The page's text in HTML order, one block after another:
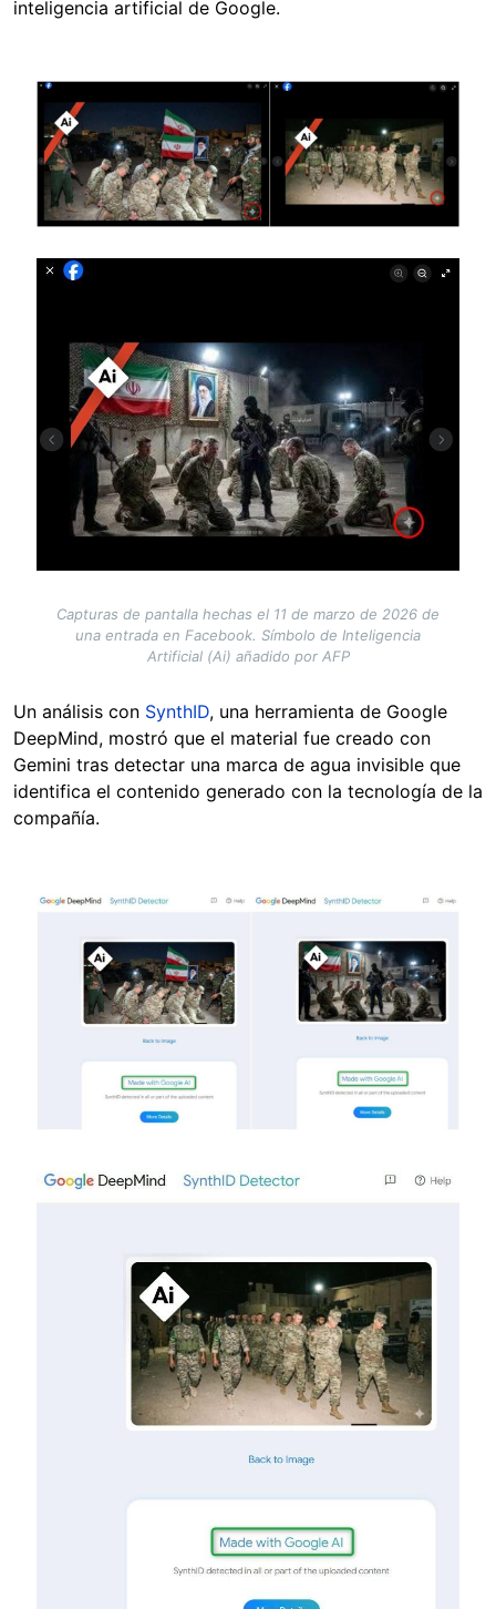
inteligencia artificial de Google.
Image
Image
Capturas de pantalla hechas el 11 de marzo de 2026 de
una entrada en Facebook. Símbolo de Inteligencia
Artificial (Ai) añadido por AFP
Un análisis con SynthID, una herramienta de Google
DeepMind, mostró que el material fue creado con
Gemini tras detectar una marca de agua invisible que
identifica el contenido generado con la tecnología de la
compañía.
Image
Image